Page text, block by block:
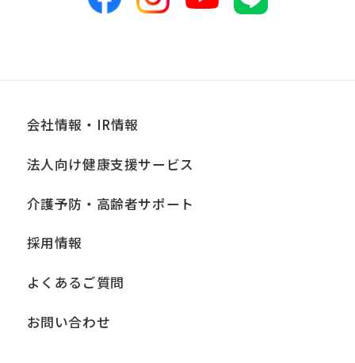
会社情報・IR情報
法人向け健康支援サービス
介護予防・高齢者サポート
採用情報
よくあるご質問
お問い合わせ